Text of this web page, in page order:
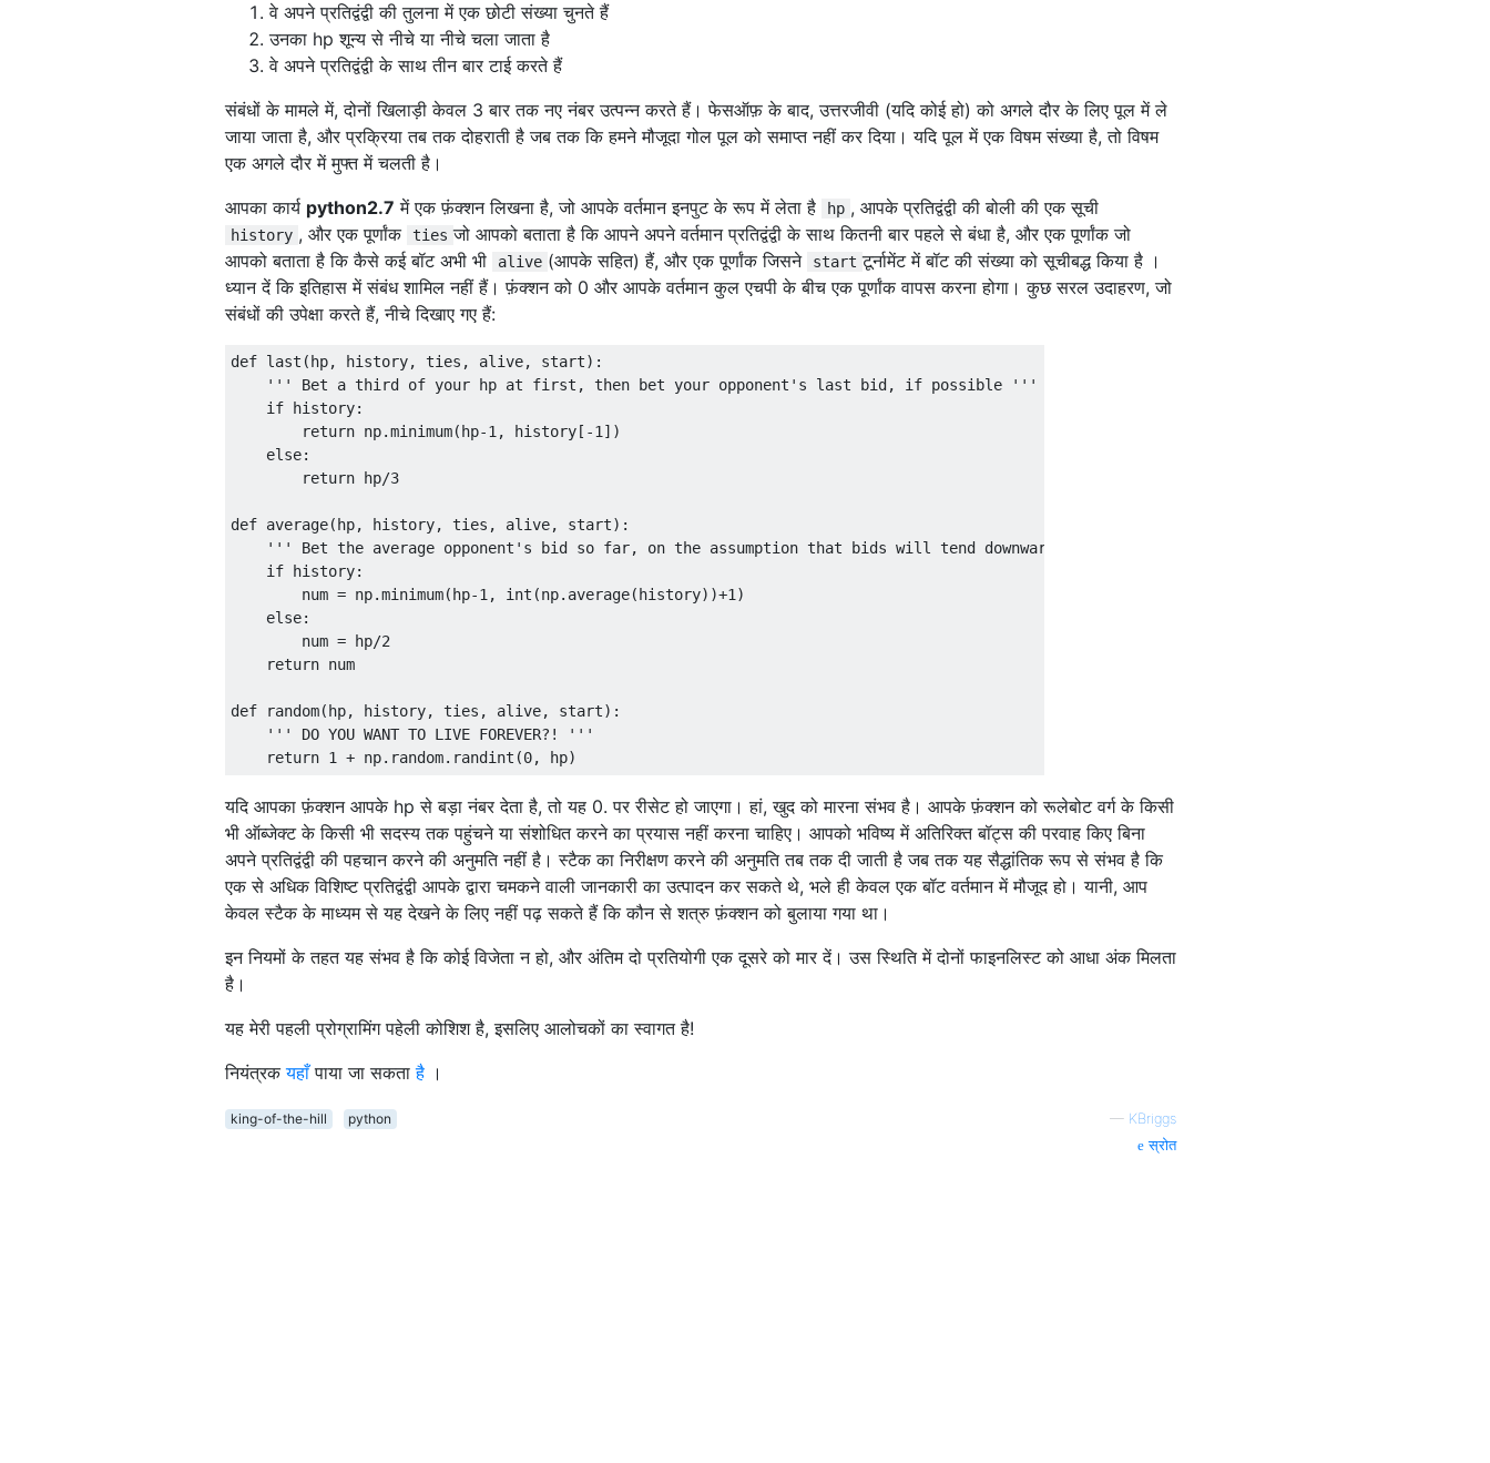
| 41. अस्तित्ववाद | 0.00275 | 0.25% | 0.04% | [92 6 1 0 0 0]% |
| 42. रैंडमबॉट | 0.00170 | 0.13% | 0.07% | [४२ ३६ १४ ५ २ १]% |
| 43. AggressiveBoundedRandomBotV2 | 0.00165 | 0.14% | 0.06% | [[४६ ३४ ९ २ २ १]% |
| 45. OutBidBot | 0.00155 | 0.03% | 0.25% | [६५ ६ २१ ६ १ १]% |
| 46. ​​BoxBot | 0.00148 | 0.10% | 0.09% | [१० ५१ ३३ ५ ५ १ १]% |
| 47. LastBot | 0.00116 | 0.08% | 0.07% | [[६ ६ १६ २ २ १ ०]% |
| 48. UpYoursBot | 0.00088 | 0.07% | 0.03% | [३ [४० १ 1 १ ५ १ १ ०]% |
| 49. एवरबोट | 0.00073 | 0.06% | 0.03% | [[४ ३ १० १० २ ०]% |
| 50. PatheticBot | 0.00016 | 0.01% | 0.02% | [94 0 5 1 0 0]% |
| 51. ओवरफ़ीडबॉट | 0.00014 | 0.01% | 0.00% | [५ [४० २ ० ० ०]% |
| 52. रॉबीबोट | 0.00009 | 0.01% | 0.00% | [३२ ४१ २४ २ ० ०]% |
| 53. WorstCaseBot | 0.00002 | 0.00% | 0.00% | [४ [१ २३ २ २ ०]% |
| 54. स्मार्टबॉट | 0.00002 | 0.00% | 0.00% | [४४ ५१ ५ ० ०]% |
| 56. किकबनबोट | 0.00000 | 0.00% | 0.00% | [67 32 1 0 0 0]% |
| 57. OneShotBot | 0.00000 | 0.00% | 0.00% | [२ ९ ३ ३ ० ०]]% |
| 58. किकबॉट | 0.00000 | 0.00% | 0.00% | [१०० ० ० ० ०]]% |
| 59. KamikazeBot | 0.00000 | 0.00% | 0.00% | [१०० ० ० ० ०]]% |
| 60. मीनकबॉट | 0.00000 | 0.00% | 0.00% | [१०० ० ० ० ०]]% |
+ ---------------------------------- + --------- + ---- ----- + --------- + ---------------------------- +
वे अपने प्रतिद्वंद्वी की तुलना में एक छोटी संख्या चुनते हैं
उनका hp शून्य से नीचे या नीचे चला जाता है
वे अपने प्रतिद्वंद्वी के साथ तीन बार टाई करते हैं
संबंधों के मामले में, दोनों खिलाड़ी केवल 3 बार तक नए नंबर उत्पन्न करते हैं। फेसऑफ़ के बाद, उत्तरजीवी (यदि कोई हो) को अगले दौर के लिए पूल में ले
जाया जाता है, और प्रक्रिया तब तक दोहराती है जब तक कि हमने मौजूदा गोल पूल को समाप्त नहीं कर दिया। यदि पूल में एक विषम संख्या है, तो विषम
एक अगले दौर में मुफ्त में चलती है।
आपका कार्य python2.7 में एक फ़ंक्शन लिखना है, जो आपके वर्तमान इनपुट के रूप में लेता है hp , आपके प्रतिद्वंद्वी की बोली की एक सूची
history , और एक पूर्णांक ties जो आपको बताता है कि आपने अपने वर्तमान प्रतिद्वंद्वी के साथ कितनी बार पहले से बंधा है, और एक पूर्णांक जो
आपको बताता है कि कैसे कई बॉट अभी भी
alive (आपके सहित) हैं, और एक पूर्णांक जिसने start टूर्नामेंट में बॉट की संख्या को सूचीबद्ध किया है ।
ध्यान दें कि इतिहास में संबंध शामिल नहीं हैं। फ़ंक्शन को 0 और आपके वर्तमान कुल एचपी के बीच एक पूर्णांक वापस करना होगा। कुछ सरल उदाहरण, जो
संबंधों की उपेक्षा करते हैं, नीचे दिखाए गए हैं:
def last(hp, history, ties, alive, start):
    ''' Bet a third of your hp at first, then bet your opponent's last bid, if possible '''
    if history:
        return np.minimum(hp-1, history[-1])
    else:
        return hp/3
def average(hp, history, ties, alive, start):
    ''' Bet the average opponent's bid so far, on the assumption that bids will tend downward '''
    if history:
        num = np.minimum(hp-1, int(np.average(history))+1)
    else:
        num = hp/2
    return num
def random(hp, history, ties, alive, start):
    ''' DO YOU WANT TO LIVE FOREVER?! '''
यदि आपका फ़ंक्शन आपके hp से बड़ा नंबर देता है, तो यह 0. पर रीसेट हो जाएगा। हां, खुद को मारना संभव है। आपके फ़ंक्शन को रूलेबोट वर्ग के किसी
भी ऑब्जेक्ट के किसी भी सदस्य तक पहुंचने या संशोधित करने का प्रयास नहीं करना चाहिए। आपको भविष्य में अतिरिक्त बॉट्स की परवाह किए बिना
अपने प्रतिद्वंद्वी की पहचान करने की अनुमति नहीं है। स्टैक का निरीक्षण करने की अनुमति तब तक दी जाती है जब तक यह सैद्धांतिक रूप से संभव है कि
एक से अधिक विशिष्ट प्रतिद्वंद्वी आपके द्वारा चमकने वाली जानकारी का उत्पादन कर सकते थे, भले ही केवल एक बॉट वर्तमान में मौजूद हो। यानी, आप
केवल स्टैक के माध्यम से यह देखने के लिए नहीं पढ़ सकते हैं कि कौन से शत्रु फ़ंक्शन को बुलाया गया था।
इन नियमों के तहत यह संभव है कि कोई विजेता न हो, और अंतिम दो प्रतियोगी एक दूसरे को मार दें। उस स्थिति में दोनों फाइनलिस्ट को आधा अंक मिलता
है।
यह मेरी पहली प्रोग्रामिंग पहेली कोशिश है, इसलिए आलोचकों का स्वागत है!
नियंत्रकयहाँपाया जा सकताहै ।
king-of-the-hill python — KBriggs
स्रोत